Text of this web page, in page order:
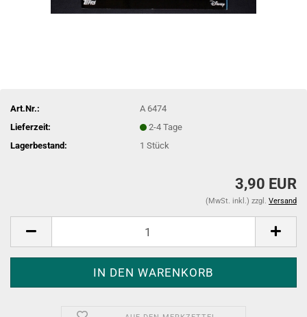
Art.Nr.:
A 6474
Lieferzeit:
2-4 Tage
Lagerbestand:
1Stück
3,90 EUR
(MwSt. inkl.) zzgl. Versand